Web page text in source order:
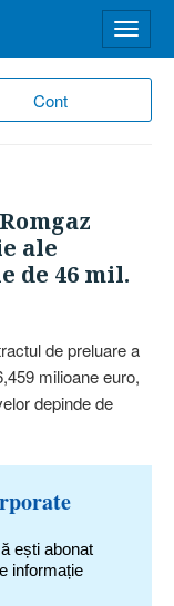
Cont
meniu
ale
de 46 mil.
de preluare a
milioane euro,
depinde de
ești abonat
informație